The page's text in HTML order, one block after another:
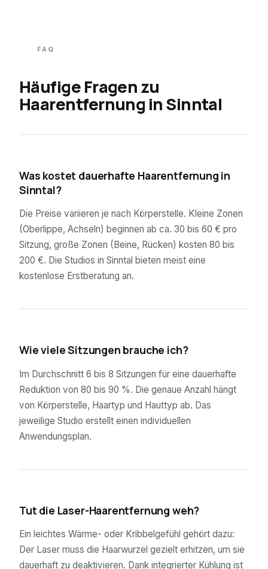
FAQ
Häufige Fragen zu
Haarentfernung inSinntal
Was kostet dauerhafte Haarentfernung in
Sinntal?
Die Preise variieren je nach Körperstelle. Kleine Zonen
(Oberlippe, Achseln) beginnen ab ca. 30 bis 60 € pro
Sitzung, große Zonen (Beine, Rücken) kosten 80 bis
200 €. Die Studios in Sinntal bieten meist eine
kostenlose Erstberatung an.
Wie viele Sitzungen brauche ich?
Im Durchschnitt 6 bis 8 Sitzungen für eine dauerhafte
Reduktion von 80 bis 90 %. Die genaue Anzahl hängt
von Körperstelle, Haartyp und Hauttyp ab. Das
jeweilige Studio erstellt einen individuellen
Anwendungsplan.
Tut die Laser-Haarentfernung weh?
Ein leichtes Wärme- oder Kribbelgefühl gehört dazu:
Der Laser muss die Haarwurzel gezielt erhitzen, um sie
dauerhaft zu deaktivieren. Dank integrierter Kühlung ist